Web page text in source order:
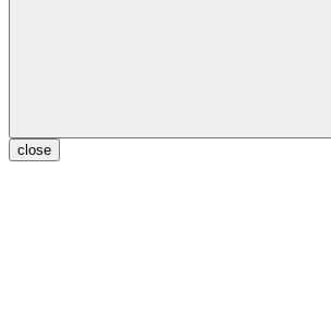
close